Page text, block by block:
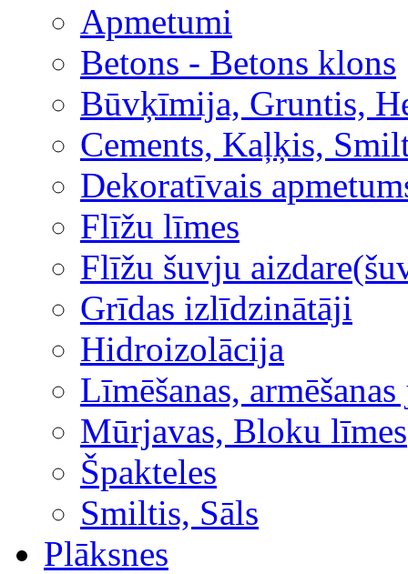
Apmetumi
Betons - Betons klons
Būvķīmija, Gruntis,
Cements, Kaļķis,
Dekoratīvais
Flīžu līmes
Flīžu šuvju
Grīdas izlīdzinātāji
Hidroizolācija
Līmēšanas, armēšanas
Mūrjavas, Bloku līmes
Špakteles
Smiltis, Sāls
Plāksnes